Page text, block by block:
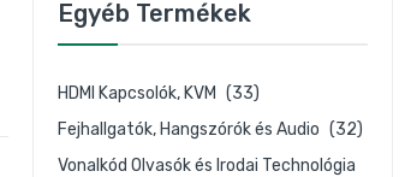
Egyéb Termékek
HDMI Kapcsolók, KVM (33)
Fejhallgatók, Hangszórók és Audio (32)
Vonalkód Olvasók és Irodai Technológia